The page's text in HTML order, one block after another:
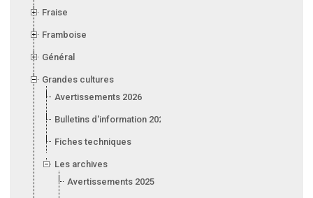
Fraise
Framboise
Général
Grandes cultures
Avertissements 2026
Bulletins d'information 2026
Fiches techniques
Les archives
Avertissements 2025